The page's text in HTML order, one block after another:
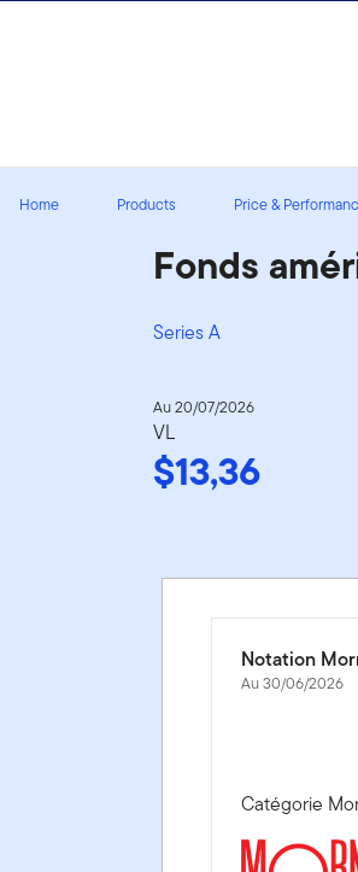
Home Products Price &
Fonds
Series A
Au 20/07/2026
VL
$13,36
Notation
Au 30/06/2026
Catégorie